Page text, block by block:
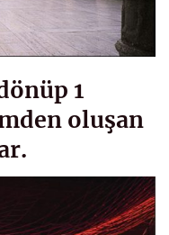
1
oluşan